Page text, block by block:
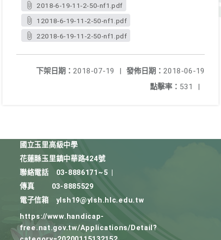
2018-6-19-11-2-50-nf1.pdf
12018-6-19-11-2-50-nf1.pdf
22018-6-19-11-2-50-nf1.pdf
發佈日期： 2018-06-19
下架日期： 2018-07-19
|
點擊率： 531 |
國立玉里高級中學
花蓮縣玉里鎮中華路424號
聯絡電話
03-8886171~5
傳真
03-8885529
電子信箱
ylsh19@ylsh.hlc.edu.tw
https://www.handicap-
free.nat.gov.tw/Applications/Detail?